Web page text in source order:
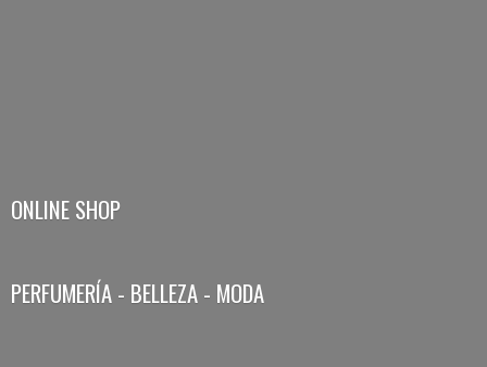
ONLINE SHOP
PERFUMERÍA - BELLEZA - MODA